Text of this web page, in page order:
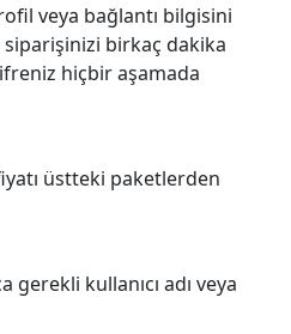
veya bağlantı bilgisini
birkaç dakika
hiçbir aşamada
üstteki paketlerden
gerekli kullanıcı adı veya